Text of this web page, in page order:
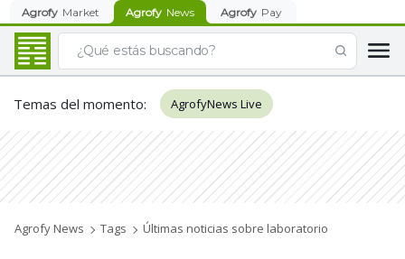
Agrofy Market Agrofy News Agrofy Pay
Temas del momento: AgrofyNews Live
Agrofy News Tags Últimas noticias sobre laboratorio